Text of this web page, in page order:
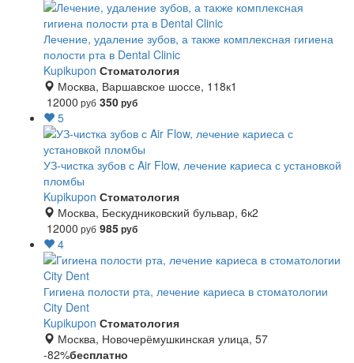
Лечение, удаление зубов, а также комплексная гигиена
полости рта в Dental Clinic
Kupikupon Стоматология
Москва, Варшавское шоссе, 118к1
12000 руб 350руб
5
УЗ-чистка зубов с Air Flow, лечение кариеса с установкой
пломбы
Kupikupon Стоматология
Москва, Бескудниковский бульвар, 6к2
12000 руб 985руб
4
Гигиена полости рта, лечение кариеса в стоматологии
City Dent
Kupikupon Стоматология
Москва, Новочерёмушкинская улица, 57
-82%бесплатно